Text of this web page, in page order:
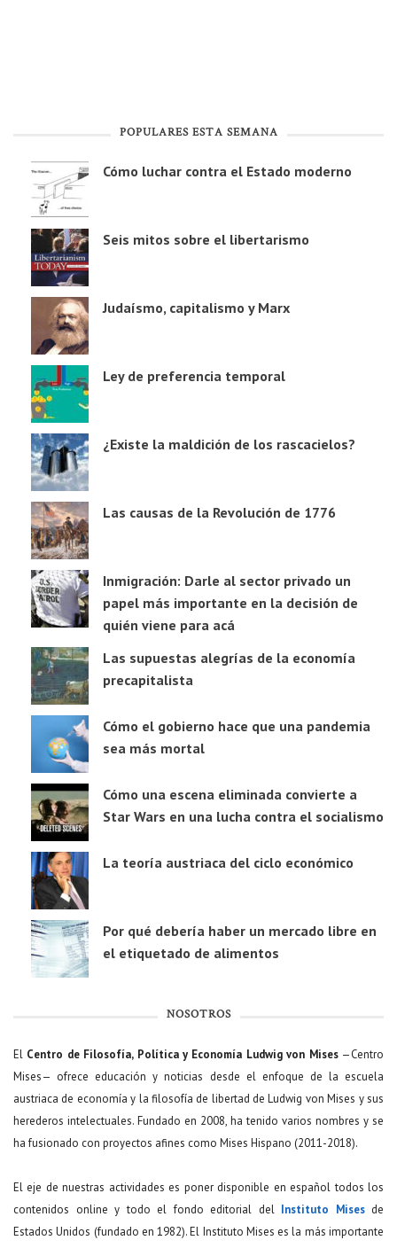
POPULARES ESTA SEMANA
Cómo luchar contra el Estado moderno
Seis mitos sobre el libertarismo
Judaísmo, capitalismo y Marx
Ley de preferencia temporal
¿Existe la maldición de los rascacielos?
Las causas de la Revolución de 1776
Inmigración: Darle al sector privado un
papel más importante en la decisión de
quién viene para acá
Las supuestas alegrías de la economía
precapitalista
Cómo el gobierno hace que una pandemia
sea más mortal
Cómo una escena eliminada convierte a
Star Wars en una lucha contra el socialismo
La teoría austriaca del ciclo económico
Por qué debería haber un mercado libre en
el etiquetado de alimentos
NOSOTROS
El Centro de Filosofía, Política y Economía Ludwig von Mises—Centro
Mises— ofrece educación y noticias desde el enfoque de la escuela
austriaca de economía y la filosofía de libertad de Ludwig von Mises y sus
herederos intelectuales. Fundado en 2008, ha tenido varios nombres y se
ha fusionado con proyectos afines como Mises Hispano (2011-2018).
El eje de nuestras actividades es poner disponible en español todos los
contenidos online y todo el fondo editorial del Instituto Misesde
Estados Unidos (fundado en 1982). El Instituto Mises es la más importante